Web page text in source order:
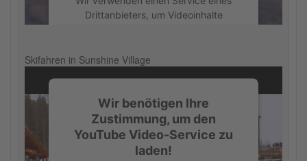
powered byUsercentrics Consent
Management Platform
Drittanbieters, um Videoinhalte
Bitte lesen Sie die Details durch und
Mehr Informationen
Akzeptieren
Skifahren in Sunshine Village
Wir benötigen Ihre
Zustimmung, um den
YouTube Video-Service zu
laden!